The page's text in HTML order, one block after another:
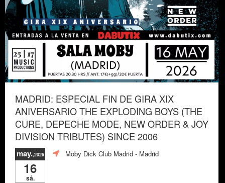
MADRID: ESPECIAL FIN DE GIRA XIX
ANIVERSARIO THE EXPLODING BOYS (THE
CURE, DEPECHE MODE, NEW ORDER & JOY
DIVISION TRIBUTES) SINCE 2006
may.,2026
16
sá.
Moby Dick Club Madrid - Madrid